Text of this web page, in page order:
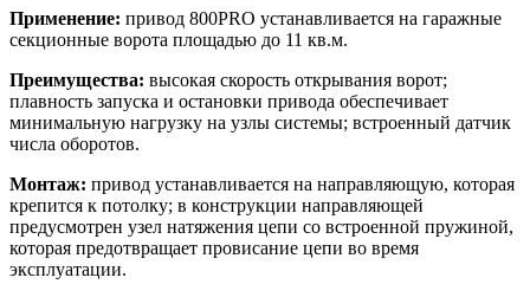
Применение: привод 800PRO устанавливается на гаражные
секционные ворота площадью до 11 кв.м.
Преимущества: высокая скорость открывания ворот;
плавность запуска и остановки привода обеспечивает
минимальную нагрузку на узлы системы; встроенный датчик
числа оборотов.
Монтаж: привод устанавливается на направляющую, которая
крепится к потолку; в конструкции направляющей
предусмотрен узел натяжения цепи со встроенной пружиной,
которая предотвращает провисание цепи во время
эксплуатации.